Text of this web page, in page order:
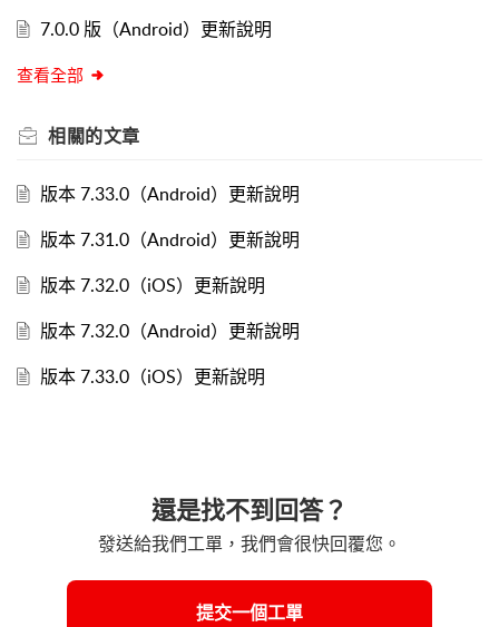
7.0.0 版（Android）更新說明
查看全部
相關的文章
版本 7.33.0（Android）更新說明
版本 7.31.0（Android）更新說明
版本 7.32.0（iOS）更新說明
版本 7.32.0（Android）更新說明
版本 7.33.0（iOS）更新說明
還是找不到回答？
發送給我們工單，我們會很快回覆您。
提交一個工單